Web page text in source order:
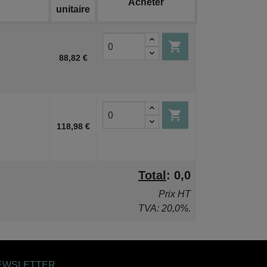
unitaire
Acheter
88,82 €

118,98 €

Total : 0,0
Prix HT
TVA: 20,0%.